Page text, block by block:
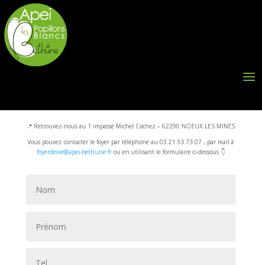
📍 Retrouvez-nous au 1 impasse Michel Cochez – 62290 NOEUX LES MINES
Vous pouvez contacter le foyer par téléphone au 03.21.53.73.07 , par mail à
foyerdevie@apei-bethune.frou en utilisant le formulaire ci-dessous 👇